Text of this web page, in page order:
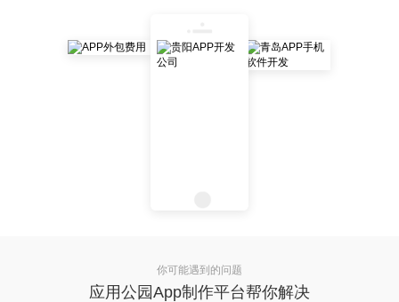
你可能遇到的问题
应用公园App制作平台帮你解决